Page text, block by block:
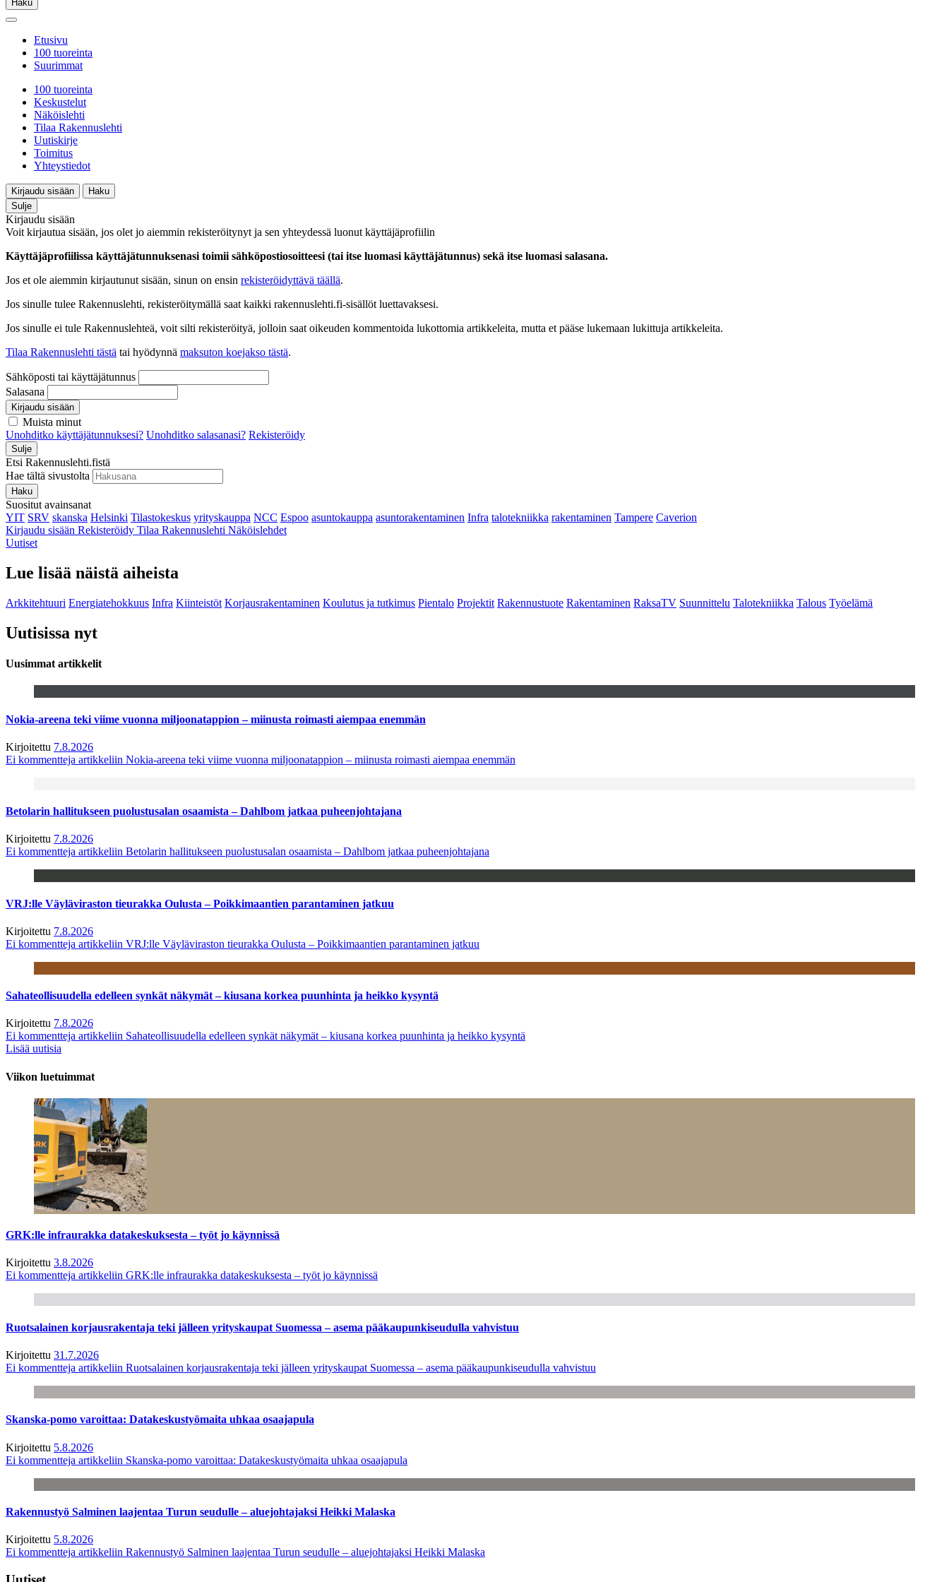
Haku
Etusivu
100 tuoreinta
Suurimmat
100 tuoreinta
Keskustelut
Näköislehti
Tilaa Rakennuslehti
Uutiskirje
Toimitus
Yhteystiedot
Kirjaudu sisään
Haku
Sulje
Kirjaudu sisään
Voit kirjautua sisään, jos olet jo aiemmin rekisteröitynyt ja sen yhteydessä luonut käyttäjäprofiilin
Käyttäjäprofiilissa käyttäjätunnuksenasi toimii sähköpostiosoitteesi (tai itse luomasi käyttäjätunnus) sekä itse luomasi salasana.
Jos et ole aiemmin kirjautunut sisään, sinun on ensin rekisteröidyttävä täällä.
Jos sinulle tulee Rakennuslehti, rekisteröitymällä saat kaikki rakennuslehti.fi-sisällöt luettavaksesi.
Jos sinulle ei tule Rakennuslehteä, voit silti rekisteröityä, jolloin saat oikeuden kommentoida lukottomia artikkeleita, mutta et pääse lukemaan lukittuja artikkeleita.
Tilaa Rakennuslehti tästä tai hyödynnä maksuton koejakso tästä.
Sähköposti tai käyttäjätunnus
Salasana
Kirjaudu sisään
Muista minut
Unohditko käyttäjätunnuksesi? Unohditko salasanasi? Rekisteröidy
Sulje
Etsi Rakennuslehti.fistä
Hae tältä sivustolta
Haku
Suositut avainsanat
YIT SRV skanska Helsinki Tilastokeskus yrityskauppa NCC Espoo asuntokauppa asuntorakentaminen Infra talotekniikka rakentaminen Tampere Caverion
Kirjaudu sisään Rekisteröidy Tilaa Rakennuslehti Näköislehdet
Uutiset
Lue lisää näistä aiheista
Arkkitehtuuri Energiatehokkuus Infra Kiinteistöt Korjausrakentaminen Koulutus ja tutkimus Pientalo Projektit Rakennustuote Rakentaminen RaksaTV Suunnittelu Talotekniikka Talous Työelämä
Uutisissa nyt
Uusimmat artikkelit
Nokia-areena teki viime vuonna miljoonatappion – miinusta roimasti aiempaa enemmän
Kirjoitettu 7.8.2026
Ei kommentteja artikkeliin Nokia-areena teki viime vuonna miljoonatappion – miinusta roimasti aiempaa enemmän
Betolarin hallitukseen puolustusalan osaamista – Dahlbom jatkaa puheenjohtajana
Kirjoitettu 7.8.2026
Ei kommentteja artikkeliin Betolarin hallitukseen puolustusalan osaamista – Dahlbom jatkaa puheenjohtajana
VRJ:lle Väyläviraston tieurakka Oulusta – Poikkimaantien parantaminen jatkuu
Kirjoitettu 7.8.2026
Ei kommentteja artikkeliin VRJ:lle Väyläviraston tieurakka Oulusta – Poikkimaantien parantaminen jatkuu
Sahateollisuudella edelleen synkät näkymät – kiusana korkea puunhinta ja heikko kysyntä
Kirjoitettu 7.8.2026
Ei kommentteja artikkeliin Sahateollisuudella edelleen synkät näkymät – kiusana korkea puunhinta ja heikko kysyntä
Lisää uutisia
Viikon luetuimmat
GRK:lle infraurakka datakeskuksesta – työt jo käynnissä
Kirjoitettu 3.8.2026
Ei kommentteja artikkeliin GRK:lle infraurakka datakeskuksesta – työt jo käynnissä
Ruotsalainen korjausrakentaja teki jälleen yrityskaupat Suomessa – asema pääkaupunkiseudulla vahvistuu
Kirjoitettu 31.7.2026
Ei kommentteja artikkeliin Ruotsalainen korjausrakentaja teki jälleen yrityskaupat Suomessa – asema pääkaupunkiseudulla vahvistuu
Skanska-pomo varoittaa: Datakeskustyömaita uhkaa osaajapula
Kirjoitettu 5.8.2026
Ei kommentteja artikkeliin Skanska-pomo varoittaa: Datakeskustyömaita uhkaa osaajapula
Rakennustyö Salminen laajentaa Turun seudulle – aluejohtajaksi Heikki Malaska
Kirjoitettu 5.8.2026
Ei kommentteja artikkeliin Rakennustyö Salminen laajentaa Turun seudulle – aluejohtajaksi Heikki Malaska